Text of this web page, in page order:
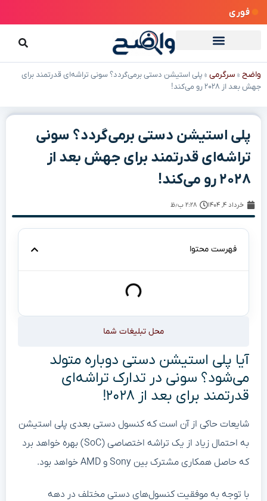
فوری
واضح » سرگرمی » پلی استیشن دستی برمی‌گردد؟ سونی تراشه‌ای قدرتمند برای
جهش بعد از ۲۰۲۸ رو می‌کند!
پلی استیشن دستی برمی‌گردد؟ سونی
تراشه‌ای قدرتمند برای جهش بعد از
۲۰۲۸ رو می‌کند!
خرداد ۴, ۱۴۰۴ ۲:۲۸ ب٫ظ
فهرست محتوا
محل تبلیغات شما
آیا پلی استیشن دستی دوباره متولد
می‌شود؟ سونی در تدارک تراشه‌ای
قدرتمند برای بعد از ۲۰۲۸!
شایعات حاکی از آن است که کنسول دستی بعدی پلی استیشن
به احتمال زیاد از یک تراشه اختصاصی (SoC) بهره خواهد برد
که حاصل همکاری مشترک بین Sony و AMD خواهد بود.
با توجه به موفقیت کنسول‌های دستی مختلف در دهه